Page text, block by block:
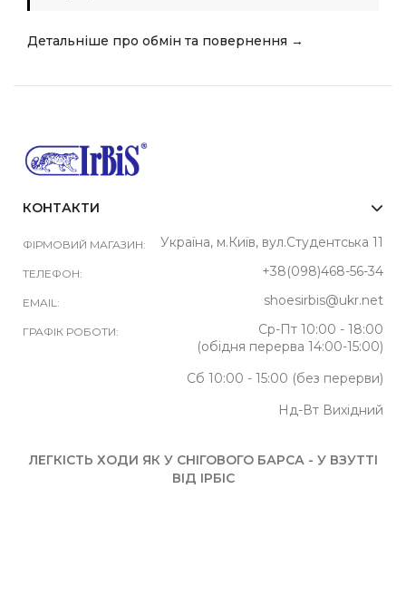
Детальніше про обмін та повернення →
КОНТАКТИ
ФІРМОВИЙ МАГАЗИН: Україна, м.Київ, вул.Студентська 11
ТЕЛЕФОН: +38(098)468-56-34
EMAIL: shoesirbis@ukr.net
ГРАФІК РОБОТИ:
Ср-Пт 10:00 - 18:00
(обідня перерва 14:00-15:00)
Сб 10:00 - 15:00 (без перерви)
Нд-Вт Вихідний
ЛЕГКІСТЬ ХОДИ ЯК У СНІГОВОГО БАРСА - У ВЗУТТІ
ВІД ІРБІС